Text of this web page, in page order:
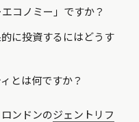
コノミー」ですか？
に投資するにはどうす
とは何ですか？
ンドンのジェントリフ